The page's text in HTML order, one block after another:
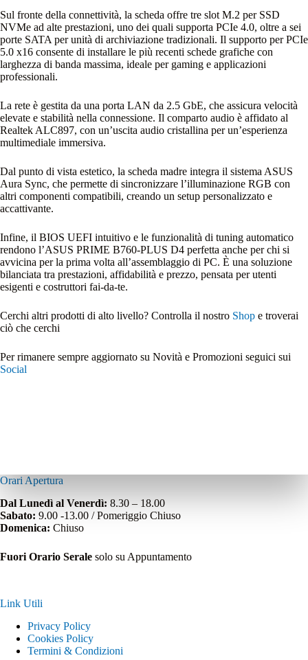
Sul fronte della connettività, la scheda offre tre slot M.2 per SSD
NVMe ad alte prestazioni, uno dei quali supporta PCIe 4.0, oltre a sei
porte SATA per unità di archiviazione tradizionali. Il supporto per PCIe
5.0 x16 consente di installare le più recenti schede grafiche con
larghezza di banda massima, ideale per gaming e applicazioni
professionali.
La rete è gestita da una porta LAN da 2.5 GbE, che assicura velocità
elevate e stabilità nella connessione. Il comparto audio è affidato al
Realtek ALC897, con un’uscita audio cristallina per un’esperienza
multimediale immersiva.
Dal punto di vista estetico, la scheda madre integra il sistema ASUS
Aura Sync, che permette di sincronizzare l’illuminazione RGB con
altri componenti compatibili, creando un setup personalizzato e
accattivante.
Infine, il BIOS UEFI intuitivo e le funzionalità di tuning automatico
rendono l’ASUS PRIME B760-PLUS D4 perfetta anche per chi si
avvicina per la prima volta all’assemblaggio di PC. È una soluzione
bilanciata tra prestazioni, affidabilità e prezzo, pensata per utenti
esigenti e costruttori fai-da-te.
Cerchi altri prodotti di alto livello? Controlla il nostro Shop e troverai
ciò che cerchi
Per rimanere sempre aggiornato su Novità e Promozioni seguici sui
Social
Orari Apertura
Dal Lunedì al Venerdì: 8.30 – 18.00
Sabato: 9.00 -13.00 / Pomeriggio Chiuso
Domenica: Chiuso
Fuori Orario Serale solo su Appuntamento
Link Utili
Privacy Policy
Cookies Policy
Termini & Condizioni